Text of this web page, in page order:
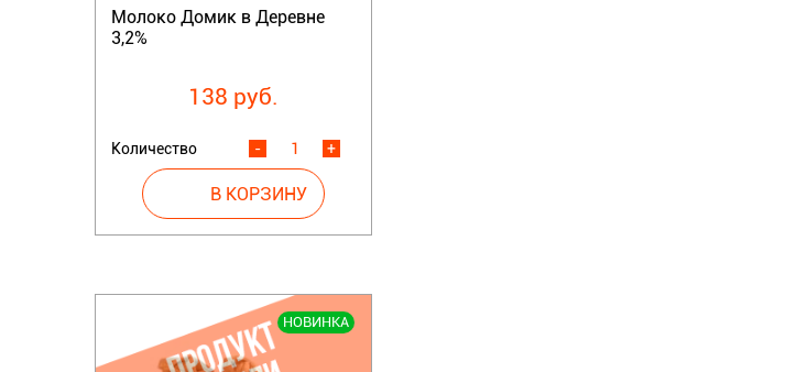
Молоко Домик в Деревне
3,2%
138 руб.
Количество +
-
НОВИНКА